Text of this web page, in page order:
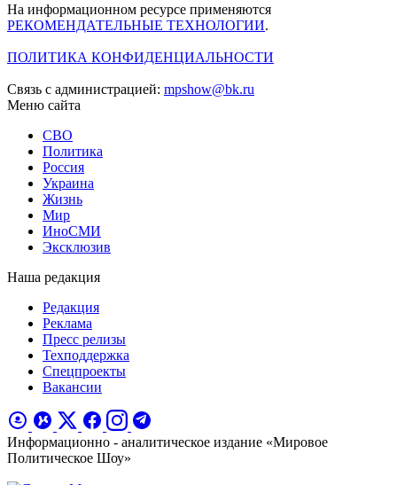
На информационном ресурсе применяются
РЕКОМЕНДАТЕЛЬНЫЕ ТЕХНОЛОГИИ.
ПОЛИТИКА КОНФИДЕНЦИАЛЬНОСТИ
Связь с администрацией: mpshow@bk.ru
Меню сайта
СВО
Политика
Россия
Украина
Жизнь
Мир
ИноСМИ
Эксклюзив
Наша редакция
Редакция
Реклама
Пресс релизы
Техподдержка
Спецпроекты
Вакансии
Информационно - аналитическое издание «Мировое
Политическое Шоу»